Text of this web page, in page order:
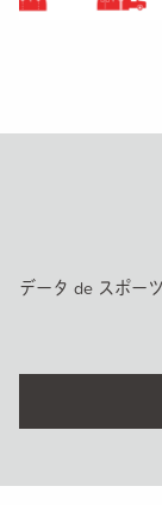
データ de スポー